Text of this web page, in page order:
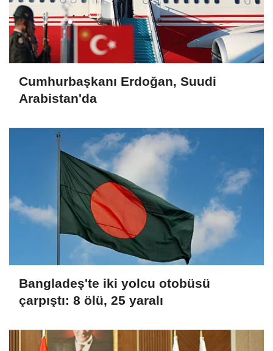
Cumhurbaşkanı Erdoğan, Suudi
Arabistan'da
Bangladeş'te iki yolcu otobüsü
çarpıştı: 8 ölü, 25 yaralı